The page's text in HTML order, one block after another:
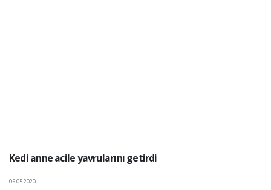
Kedi anne acile yavrularını getirdi
05.05.2020